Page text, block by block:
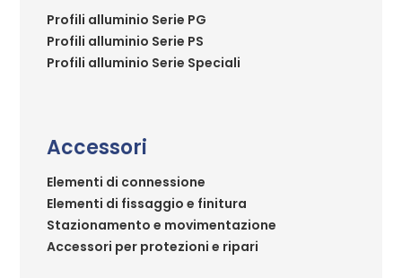
Profili alluminio Serie PG
Profili alluminio Serie PS
Profili alluminio Serie Speciali
Accessori
Elementi di connessione
Elementi di fissaggio e finitura
Stazionamento e movimentazione
Accessori per protezioni e ripari